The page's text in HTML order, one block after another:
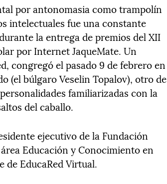
por antonomasia como trampolín
intelectuales fue una constante
la entrega de premios del XII
por Internet JaqueMate. Un
congregó el pasado 9 de febrero en
(el búlgaro Veselin Topalov), otro de
familiarizadas con la
del caballo.
ejecutivo de la Fundación
Educación y Conocimiento en
de EducaRed Virtual.